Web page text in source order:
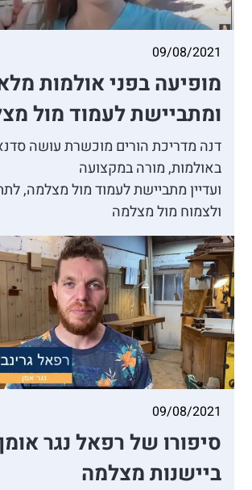
09/08/2021
מופיעה בפני אולמות
ומתביישת לעמוד מול
דנה מדריכת הורים מוכשרת עושה
באולמות, מורה במקצועה
ועדיין מתביישת לעמוד מול מצלמה,
ולצמוח מול מצלמה
09/08/2021
סיפורו של רפאל נגר
ביישנות מצלמה